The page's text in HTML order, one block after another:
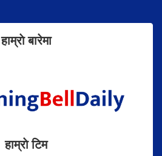
हाम्राे बारेमा
हाम्राे टिम